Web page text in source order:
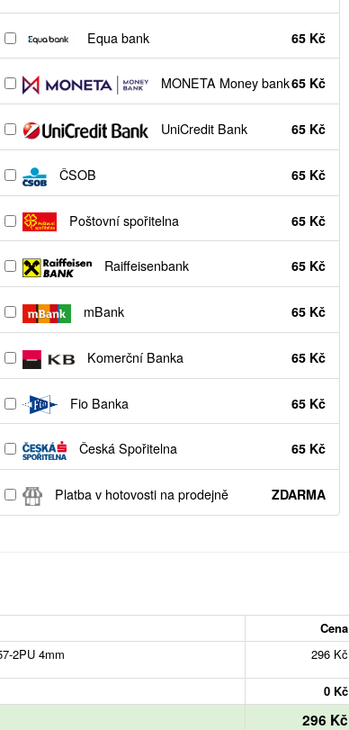
Equa bank 65 Kč
MONETA Money bank65 Kč
UniCredit Bank 65 Kč
ČSOB 65 Kč
Poštovní spořitelna 65 Kč
Raiffeisenbank 65 Kč
mBank 65 Kč
Komerční Banka 65 Kč
Fio Banka 65 Kč
Česká Spořitelna 65 Kč
Platba v hotovosti na prodejně ZDARMA
Cena
2PU 4mm
296 Kč
0 Kč
296 Kč